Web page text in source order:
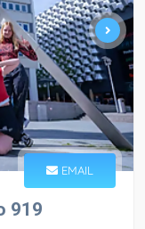
EMAIL
919